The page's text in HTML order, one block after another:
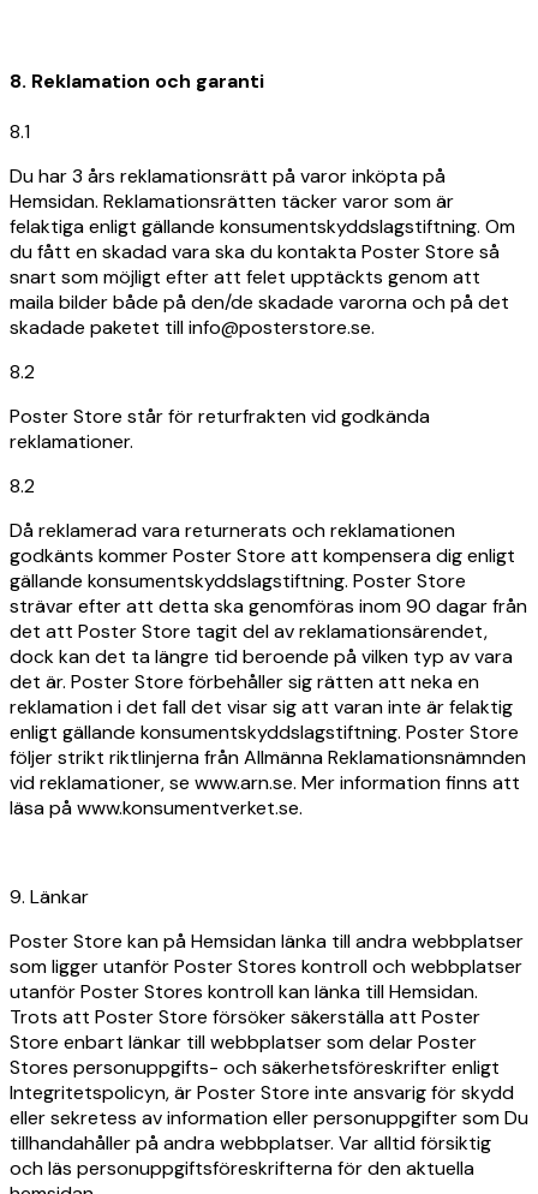
8. Reklamation och garanti
8.1
Du har 3 års reklamationsrätt på varor inköpta på
Hemsidan. Reklamationsrätten täcker varor som är
felaktiga enligt gällande konsumentskyddslagstiftning. Om
du fått en skadad vara ska du kontakta Poster Store så
snart som möjligt efter att felet upptäckts genom att
maila bilder både på den/de skadade varorna och på det
skadade paketet till info@posterstore.se.
8.2
Poster Store står för returfrakten vid godkända
reklamationer.
8.2
Då reklamerad vara returnerats och reklamationen
godkänts kommer Poster Store att kompensera dig enligt
gällande konsumentskyddslagstiftning. Poster Store
strävar efter att detta ska genomföras inom 90 dagar från
det att Poster Store tagit del av reklamationsärendet,
dock kan det ta längre tid beroende på vilken typ av vara
det är. Poster Store förbehåller sig rätten att neka en
reklamation i det fall det visar sig att varan inte är felaktig
enligt gällande konsumentskyddslagstiftning. Poster Store
följer strikt riktlinjerna från Allmänna Reklamationsnämnden
vid reklamationer, se www.arn.se. Mer information finns att
läsa på www.konsumentverket.se.
9. Länkar
Poster Store kan på Hemsidan länka till andra webbplatser
som ligger utanför Poster Stores kontroll och webbplatser
utanför Poster Stores kontroll kan länka till Hemsidan.
Trots att Poster Store försöker säkerställa att Poster
Store enbart länkar till webbplatser som delar Poster
Stores personuppgifts- och säkerhetsföreskrifter enligt
Integritetspolicyn, är Poster Store inte ansvarig för skydd
eller sekretess av information eller personuppgifter som Du
tillhandahåller på andra webbplatser. Var alltid försiktig
och läs personuppgiftsföreskrifterna för den aktuella